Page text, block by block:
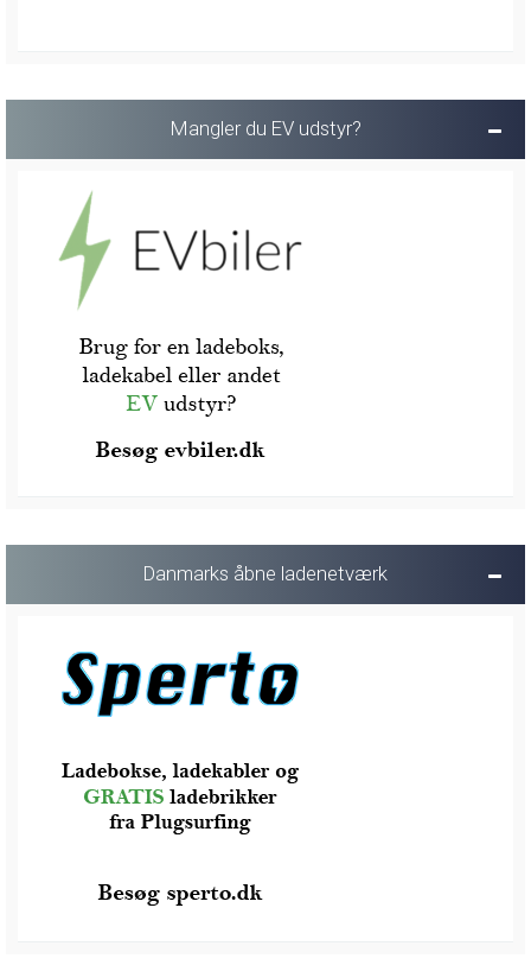
Mangler du EV udstyr?
Danmarks åbne ladenetværk